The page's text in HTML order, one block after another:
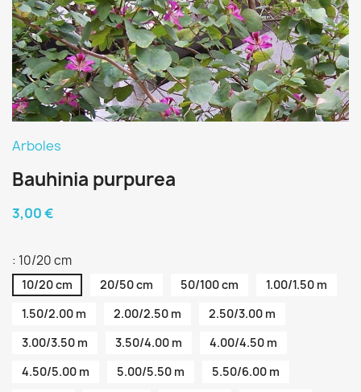
Arboles
Bauhinia purpurea
3,00 €
: 10/20 cm
10/20 cm 20/50 cm 50/100 cm
1.00/1.50 m
1.50/2.00 m
2.00/2.50 m
2.50/3.00 m
3.00/3.50 m
3.50/4.00 m
4.00/4.50 m
4.50/5.00 m
5.00/5.50 m
5.50/6.00 m